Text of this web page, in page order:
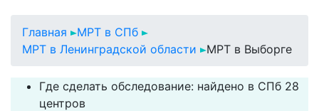
Главная
МРТ в СПб
МРТ в Ленинградской области
МРТ в Выборге
Где сделать обследование: найдено в СПб 28
центров